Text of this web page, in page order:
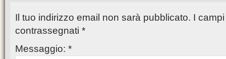
Il tuo indirizzo email non sarà pubblicato. I
contrassegnati *
Messaggio: *